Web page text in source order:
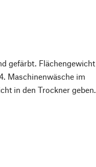
gefärbt. Flächengewicht
Maschinenwäsche im
in den Trockner geben.